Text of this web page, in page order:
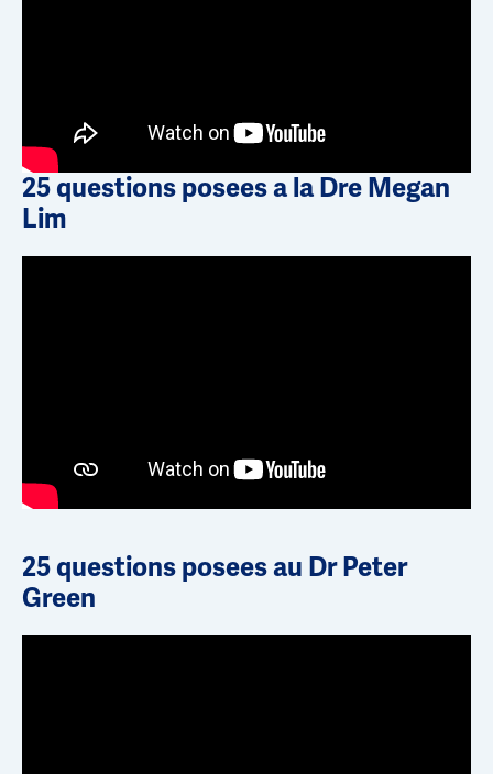
25 questions posees a la Dre Megan
Lim
25 questions posees au Dr Peter
Green